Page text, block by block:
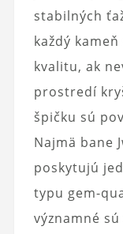
stabilných
každý
kvalitu, ak
prostredí
špičku sú
Najmä bane
poskytujú
typu gem-
významné